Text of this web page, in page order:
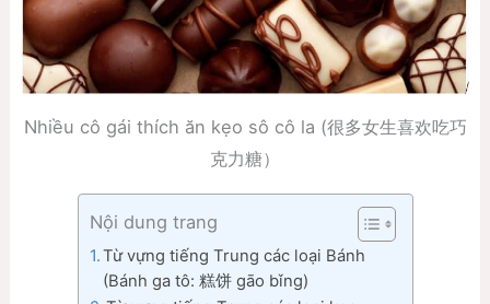
Nhiều cô gái thích ăn kẹo sô cô la (很多女生喜欢吃巧
克力糖）
Nội dung trang
Từ vựng tiếng Trung các loại Bánh
(Bánh ga tô: 糕饼 gāo bǐng)